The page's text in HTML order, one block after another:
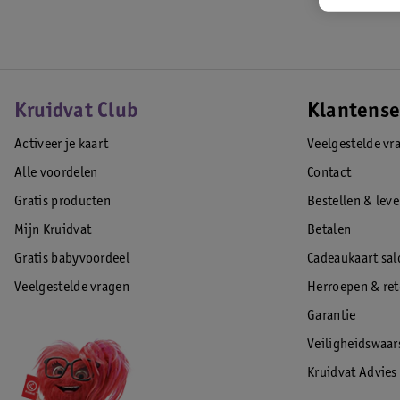
Kruidvat Club
Activeer je kaart
Alle voordelen
Gratis producten
Mijn Kruidvat
Gratis babyvoordeel
Veelgestelde vragen
Veelgestelde
Contact
Bestellen &
Betalen
Cadeaukaart
Herroepen &
Garantie
Kruidvat Advies